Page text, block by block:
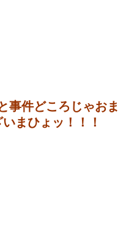
事件どころじゃおま
まひょッ！！！